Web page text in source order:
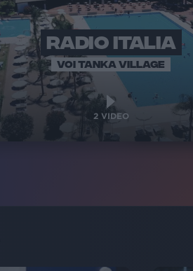
RADIO ITALIA
VOI TANKA VILLAGE
2VIDEO